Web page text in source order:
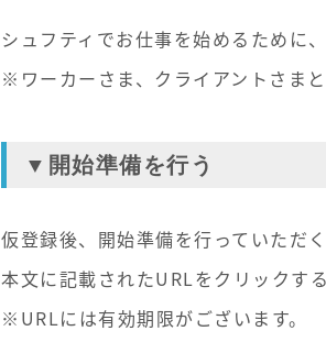
シュフティでお仕事を始めるために
※ワーカーさま、クライアントさまと
▼開始準備を行う
仮登録後、開始準備を行っていただ
本文に記載されたURLをクリックす
※URLには有効期限がございます。